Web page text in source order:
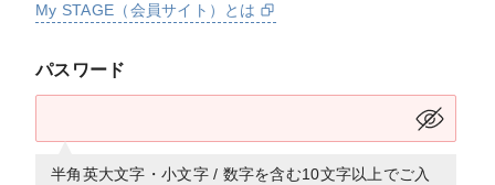
My STAGE（会員サイト）とは
パスワード
半角英大文字・小文字 / 数字を含む10文字以上でご入